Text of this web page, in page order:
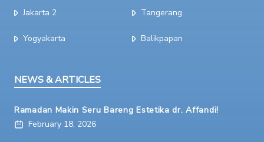
Jakarta 2
Yogyakarta
Tangerang
Balikpapan
NEWS & ARTICLES
Ramadan Makin Seru Bareng Estetika dr. Affandi!
February 18, 2026